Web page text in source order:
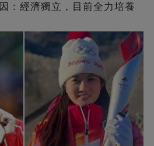
：經濟獨立，目前全力培養